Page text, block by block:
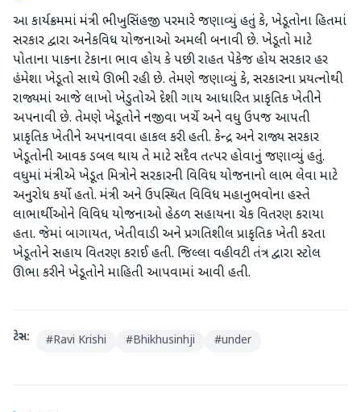
આ કાર્યક્રમમાં મંત્રી ભીખુસિંહજી પરમારે જણાવ્યું હતું કે, ખેડૂતોના હિતમાં
સરકાર દ્વારા અનેકવિધ યોજનાઓ અમલી બનાવી છે. ખેડૂતો માટે
પોતાના પાકના ટેકાના ભાવ હોય કે પછી રાહત પેકેજ હોય સરકાર હર
હંમેશા ખેડૂતો સાથે ઊભી રહી છે. તેમણે જણાવ્યું કે, સરકારના પ્રયત્નોથી
રાજ્યમાં આજે લાખો ખેડુતોએ દેશી ગાય આધારિત પ્રાકૃતિક ખેતીને
અપનાવી છે. તેમણે ખેડૂતોને નજીવા ખર્ચે અને વધુ ઉપજ આપતી
પ્રાકૃતિક ખેતીને અપનાવવા હાકલ કરી હતી. કેન્દ્ર અને રાજ્ય સરકાર
ખેડૂતોની આવક ડબલ થાય તે માટે સદૈવ તત્પર હોવાનું જણાવ્યું હતું.
વધુમાં મંત્રીએ ખેડૂત મિત્રોને સરકારની વિવિધ યોજનાનો લાભ લેવા માટે
અનુરોધ કર્યો હતો. મંત્રી અને ઉપસ્થિત વિવિધ મહાનુભવોના હસ્તે
લાભાર્થીઓને વિવિધ યોજનાઓ હેઠળ સહાયના ચેક વિતરણ કરાયા
હતા. જેમાં બાગાયત, ખેતીવાડી અને પ્રગતિશીલ પ્રાકૃતિક ખેતી કરતા
ખેડૂતોને સહાય વિતરણ કરાઈ હતી. જિલ્લા વહીવટી તંત્ર દ્વારા સ્ટોલ
ઊભા કરીને ખેડૂતોને માહિતી આપવામાં આવી હતી.
ટેગ્સ: #Ravi Krishi #Bhikhusinhji #under